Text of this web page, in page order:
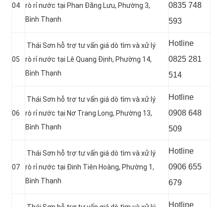
04
rò rỉ nước tại Phan Đăng Lưu, Phường 3,
Bình Thạnh
0835 748
593
05
Thái Sơn hỗ trợ tư vấn giá dò tìm và xử lý
rò rỉ nước tại Lê Quang Định, Phường 14,
Bình Thạnh
Hotline
0825 281
514
06
Thái Sơn hỗ trợ tư vấn giá dò tìm và xử lý
rò rỉ nước tại Nơ Trang Long, Phường 13,
Bình Thạnh
Hotline
0908 648
509
07
Thái Sơn hỗ trợ tư vấn giá dò tìm và xử lý
rò rỉ nước tại Đinh Tiên Hoàng, Phường 1,
Bình Thạnh
Hotline
0906 655
679
Hotline